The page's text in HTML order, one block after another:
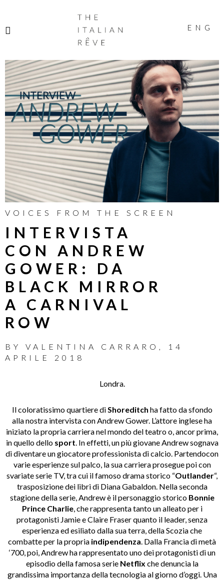
ITALIAN
RÊVE
ENG
VOICES FROM THE SCREEN
INTERVISTA
CON ANDREW
GOWER: DA
BLACK MIRROR
A CARNIVAL
ROW
BY VALENTINA CARRARO ,
14
APRILE 2018
Londra.
Il coloratissimo quartiere diShoreditch ha fatto da sfondo
alla nostra intervista con Andrew Gower. L’attore inglese ha
iniziato la propria carriera nel mondo del teatro o, ancor prima,
in quello dellosport. In effetti, un più giovane Andrew sognava
di diventare un giocatore professionista di calcio. Partendocon
varie esperienze sul palco, la sua carriera prosegue poi con
svariate serie TV, tra cui il famoso drama storico “Outlander“,
trasposizione dei libri di Diana Gabaldon. Nella seconda
stagione della serie, Andrew è il personaggio storico Bonnie
Prince Charlie, che rappresenta tanto un alleato per i
protagonisti Jamie e Claire Fraser quanto il leader, senza
esperienza ed esiliato dalla sua terra, della Scozia che
combatte per la propria indipendenza. Dalla Francia di metà
‘700, poi, Andrew ha rappresentato uno dei protagonisti di un
episodio della famosa serie Netflix che denuncia la
grandissima importanza della tecnologia al giorno d’oggi. Una